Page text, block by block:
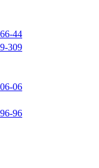
44
309
06
96